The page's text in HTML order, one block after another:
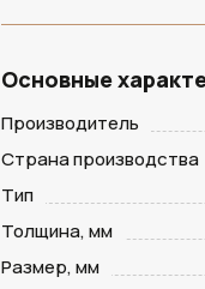
Основные
Производитель
Страна производства
Тип
Толщина, мм
Размер, мм